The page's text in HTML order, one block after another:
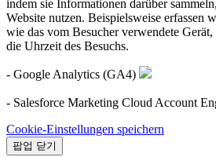
indem sie Informationen darüber
Website nutzen. Beispielsweise erfassen
wie das vom Besucher verwendete
die Uhrzeit des Besuchs.
- Google Analytics (GA4)
- Salesforce Marketing Cloud Account
Cookie-Einstellungen speichern
팝업 닫기